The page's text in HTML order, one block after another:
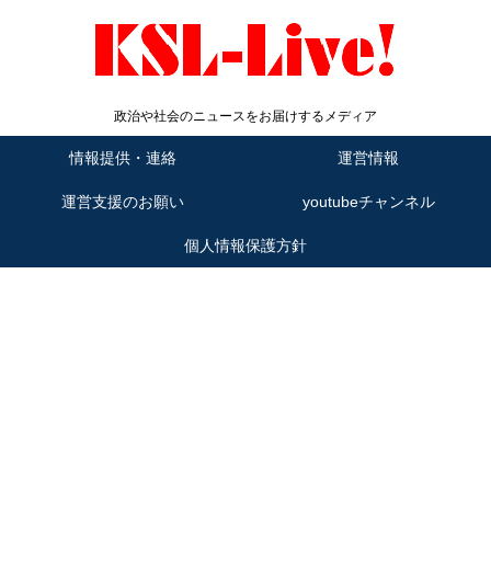
政治や社会のニュースをお届けするメディア
情報提供・連絡 運営情報
運営支援のお願い youtubeチャンネル
個人情報保護方針